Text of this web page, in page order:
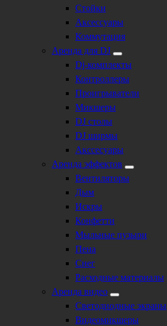
Стойки
Аксессуары
Коммутация
Аренда для DJ
Dj-комплекты
Контроллеры
Проигрыватели
Микшеры
DJ столы
DJ ширмы
Акссесуары
Аренда эффектов
Вентиляторы
Дым
Искры
Конфетти
Мыльные пузыри
Пена
Снег
Расходные материалы
Аренда видео
Светодиодные экраны
Видеомикшеры